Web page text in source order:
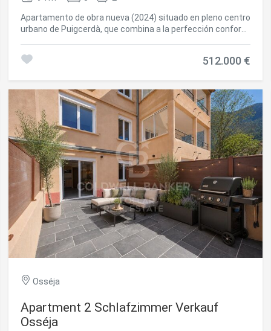
Apartamento de obra nueva (2024) situado en pleno centro
urbano de Puigcerdà, que combina a la perfección confort,
pasillo distribuidor que organiza de manera práctica las
además de contar con chimenea, lo que aporta calidez y un
ambiente acogedor durante todo el año. La cocina, de
concepto abierto, se integra con el comedor mediante una
práctica barra pasaplatos, favoreciendo la amplitud y la
convivencia del espacio. La zona de noche se compone de
tres habitaciones, una de ellas tipo suite con baño privado,
y un segundo baño completo que da servicio a las otras
dos habitaciones, garantizando comodidad para toda la
familia o invitados. La vivienda dispone de sistema de
calefacción por aerotermia, lo que la convierte en una
opción eficiente y sostenible energéticamente, aportando
un importante ahorro en el consumo. Como valor añadido,
incluye plaza de parking y trastero en el mismo edificio,
facilitando el día a día y el almacenamiento. El edificio
cuenta con ascensor, asegurando una accesibilidad
512.000 €
Osséja
Apartment 2 Schlafzimmer Verkauf
Osséja